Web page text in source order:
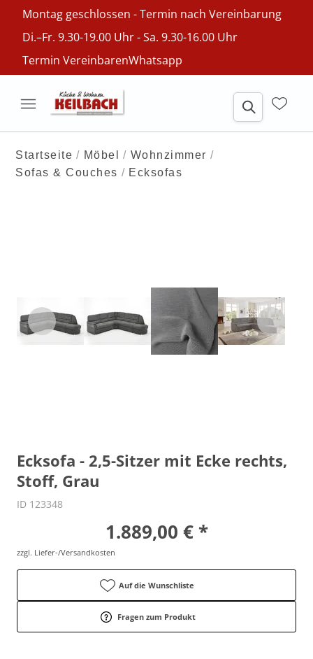
Montag geschlossen - Termin nach Vereinbarung
Di.–Fr. 9.30-19.00 Uhr - Sa. 9.30-16.00 Uhr
Termin VereinbarenWhatsapp
Startseite Möbel
Wohnzimmer
Sofas & Couches
Ecksofas
Ecksofa - 2,5-Sitzer mit Ecke rechts,
Stoff, Grau
ID 123348
1.889,00 € *
zzgl. Liefer-/Versandkosten
Auf die Wunschliste
Fragen zum Produkt